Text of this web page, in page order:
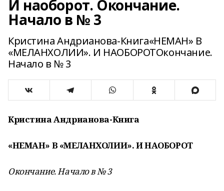
И наоборот. Окончание.
Начало в № 3
Кристина Андрианова-Книга«НЕМАН» В
«МЕЛАНХОЛИИ». И НАОБОРОТОкончание.
Начало в № 3
Кристина Андрианова-Книга
«НЕМАН» В «МЕЛАНХОЛИИ». И НАОБОРОТ
Окончание. Начало в № 3